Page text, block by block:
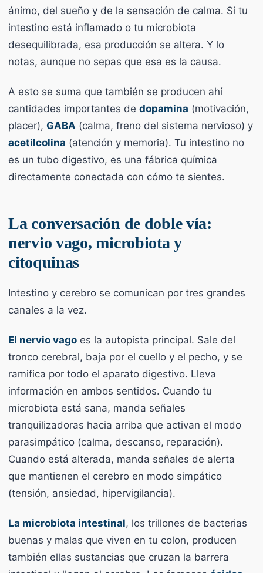
ánimo, del sueño y de la sensación de calma. Si tu
intestino está inflamado o tu microbiota
desequilibrada, esa producción se altera. Y lo
notas, aunque no sepas que esa es la causa.
A esto se suma que también se producen ahí
cantidades importantes de dopamina (motivación,
placer), GABA (calma, freno del sistema nervioso) y
acetilcolina (atención y memoria). Tu intestino no
es un tubo digestivo, es una fábrica química
directamente conectada con cómo te sientes.
La conversación de doble vía:
nervio vago, microbiota y
citoquinas
Intestino y cerebro se comunican por tres grandes
canales a la vez.
El nervio vago es la autopista principal. Sale del
tronco cerebral, baja por el cuello y el pecho, y se
ramifica por todo el aparato digestivo. Lleva
información en ambos sentidos. Cuando tu
microbiota está sana, manda señales
tranquilizadoras hacia arriba que activan el modo
parasimpático (calma, descanso, reparación).
Cuando está alterada, manda señales de alerta
que mantienen el cerebro en modo simpático
(tensión, ansiedad, hipervigilancia).
La microbiota intestinal, los trillones de bacterias
buenas y malas que viven en tu colon, producen
también ellas sustancias que cruzan la barrera